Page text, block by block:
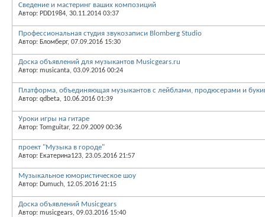
Сведение и мастеринг ваших композиций
Автор: PDD1984, 30.11.2014 03:37
Профессиональная студия звукозаписи Blomberg Studio
Автор: Бломберг, 07.09.2016 15:30
Доска объявлений для музыкантов Musicgears.ru
Автор: musicanta, 03.09.2016 00:24
Платформа, объединяющая музыкантов с лейблами, продюсерами и
Автор: qdbeta, 10.06.2016 01:39
Уроки игры на гитаре
Автор: Tomguitar, 22.09.2009 00:36
проект "Музыка в городе"
Автор: Екатерина123, 23.05.2016 21:57
Музыкальное юмористическое шоу
Автор: Dumuch, 12.05.2016 21:15
Доска объявлений Musicgears
Автор: musicgears, 09.03.2016 15:40